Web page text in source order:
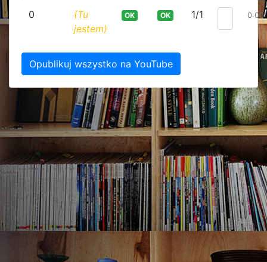
0
(Tu
jestem)
OK OK 1/1
Opublikuj wszystko na YouTube